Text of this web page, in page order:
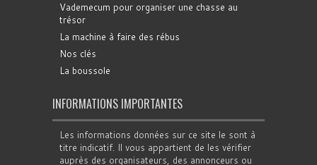
Vademecum pour organiser une chasse au
trésor
La machine à faire des rébus
Nos clés
La boussole
INFORMATIONS IMPORTANTES
Les informations données sur ce site le sont à
titre indicatif. Il vous appartient de les vérifier
auprès des organisateurs, des annonceurs ou